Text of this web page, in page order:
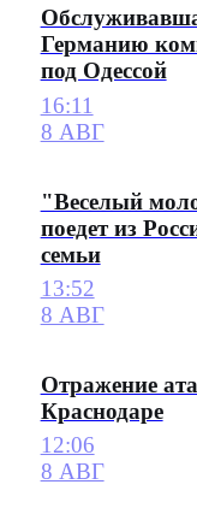
Германию
под Одессой
16:11
8 АВГ
"Веселый
поедет из
семьи
13:52
8 АВГ
Отражение
Краснодаре
12:06
8 АВГ